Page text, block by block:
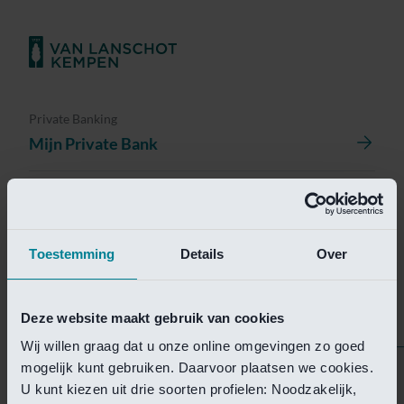
Toestemming Details Over
Deze website maakt gebruik van cookies
Wij willen graag dat u onze online omgevingen zo goed
mogelijk kunt gebruiken. Daarvoor plaatsen we cookies.
U kunt kiezen uit drie soorten profielen: Noodzakelijk,
Private Banking
Mijn Private Bank
Helaas is deze pagina